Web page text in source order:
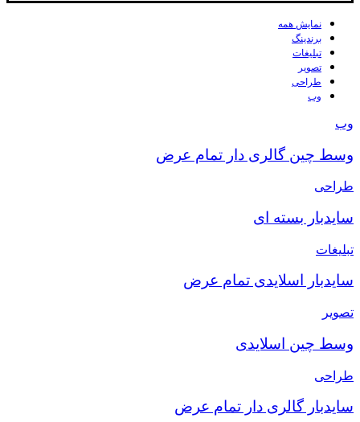
نمایش همه
برندینگ
تبلیغات
تصویر
طراحی
وب
وب
وسط چین گالری دار تمام عرض
طراحی
سایدبار بسته ای
تبلیغات
سایدبار اسلایدی تمام عرض
تصویر
وسط چین اسلایدی
طراحی
سایدبار گالری دار تمام عرض